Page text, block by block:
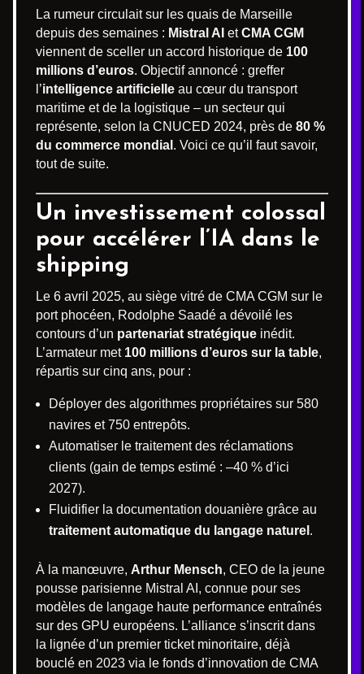
La rumeur circulait sur les quais de Marseille
depuis des semaines : Mistral AI etCMA CGM
viennent de sceller un accord historique de 100
millions d’euros. Objectif annoncé : greffer
l’intelligence artificielle au cœur du transport
maritime et de la logistique – un secteur qui
représente, selon la CNUCED 2024, près de 80 %
du commerce mondial . Voici ce qu’il faut savoir,
tout de suite.
Un investissement colossal
pour accélérer l’IA dans le
shipping
Le 6 avril 2025, au siège vitré de CMA CGM sur le
port phocéen, Rodolphe Saadé a dévoilé les
contours d’un partenariat stratégique inédit.
L’armateur met 100 millions d’euros sur la table,
répartis sur cinq ans, pour :
Déployer des algorithmes propriétaires sur 580
navires et 750 entrepôts.
Automatiser le traitement des réclamations
clients (gain de temps estimé : –40 % d’ici
2027).
Fluidifier la documentation douanière grâce au
traitement automatique du langage naturel .
À la manœuvre, Arthur Mensch, CEO de la jeune
pousse parisienne Mistral AI, connue pour ses
modèles de langage haute performance entraînés
sur des GPU européens. L’alliance s’inscrit dans
la lignée d’un premier ticket minoritaire, déjà
bouclé en 2023 via le fonds d’innovation de CMA